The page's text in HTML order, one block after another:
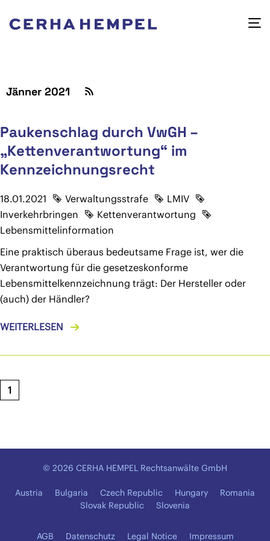
Jänner 2021
Paukenschlag durch VwGH –
„Kettenverantwortung“ im
Kennzeichnungsrecht
18.01.2021 Verwaltungsstrafe
LMIV
Inverkehrbringen
Kettenverantwortung
Lebensmittelinformation
Eine praktisch überaus bedeutsame Frage ist, wer die
Verantwortung für die gesetzeskonforme
Lebensmittelkennzeichnung trägt: Der Hersteller oder
(auch) der Händler?
WEITERLESEN
1
© 2026 CERHA HEMPEL Rechtsanwälte GmbH
Austria Bulgaria Czech Republic Hungary
Romania
Slovak Republic
Slovenia
AGB Datenschutz Legal Notice Impressum